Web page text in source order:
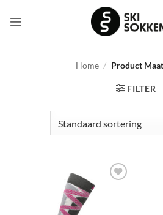
naar
Home / Product Maat
FILTER